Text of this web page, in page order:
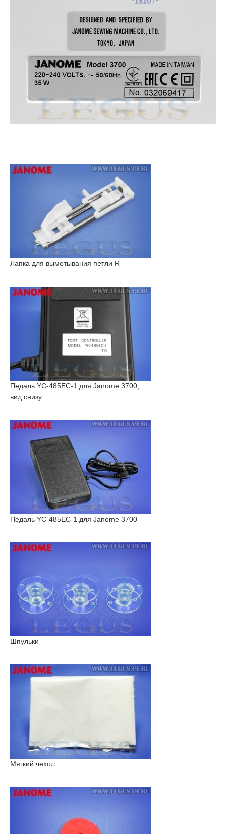
Лапка для выметывания петли R
Педаль YC-485EC-1 для Janome 3700,
вид снизу
Педаль YC-485EC-1 для Janome 3700
Шпульки
Мягкий чехол